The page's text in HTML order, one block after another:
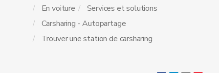
En voiture
Services et solutions
Carsharing - Autopartage
Trouver une station de carsharing